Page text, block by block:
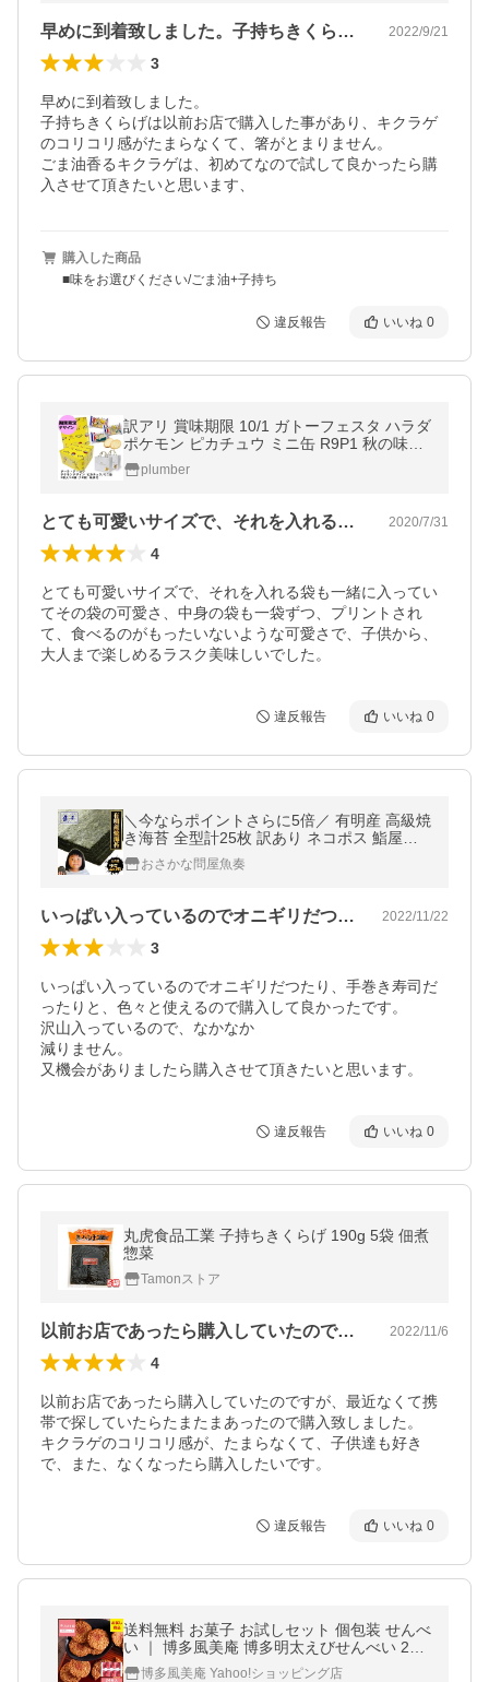
早めに到着致しました。子持ちきくらげは… 2022/9/21
3
早めに到着致しました。
子持ちきくらげは以前お店で購入した事があり、キクラゲ
のコリコリ感がたまらなくて、箸がとまりません。
ごま油香るキクラゲは、初めてなので試して良かったら購
入させて頂きたいと思います、
購入した商品
■味をお選びください/ごま油+子持ち
違反報告 いいね 0
訳アリ 賞味期限 10/1 ガトーフェスタ ハラダ
ポケモン ピカチュウ ミニ缶 R9P1 秋の味覚
ハロウィン ギフト
plumber
とても可愛いサイズで、それを入れる袋も… 2020/7/31
4
とても可愛いサイズで、それを入れる袋も一緒に入ってい
てその袋の可愛さ、中身の袋も一袋ずつ、プリントされ
て、食べるのがもったいないような可愛さで、子供から、
大人まで楽しめるラスク美味しいでした。
違反報告 いいね 0
＼今ならポイントさらに5倍／ 有明産 高級焼
き海苔 全型計25枚 訳あり ネコポス 鮨屋ご
用達 のり 恵方巻 母の日 父の日 敬老 中元 ギ
フトおさかな問屋魚奏
いっぱい入っているのでオニギリだつたり… 2022/11/22
3
いっぱい入っているのでオニギリだつたり、手巻き寿司だ
ったりと、色々と使えるので購入して良かったです。
沢山入っているので、なかなか
減りません。
又機会がありましたら購入させて頂きたいと思います。
違反報告 いいね 0
丸虎食品工業 子持ちきくらげ 190g 5袋 佃煮
惣菜
Tamonストア
以前お店であったら購入していたのですが… 2022/11/6
4
以前お店であったら購入していたのですが、最近なくて携
帯で探していたらたまたまあったので購入致しました。
キクラゲのコリコリ感が、たまらなくて、子供達も好き
で、また、なくなったら購入したいです。
違反報告 いいね 0
送料無料 お菓子 お試しセット 個包装 せんべ
い ｜ 博多風美庵 博多明太えびせんべい 24
枚入 【5】 メール便 mailbin
博多風美庵 Yahoo!ショッピング店